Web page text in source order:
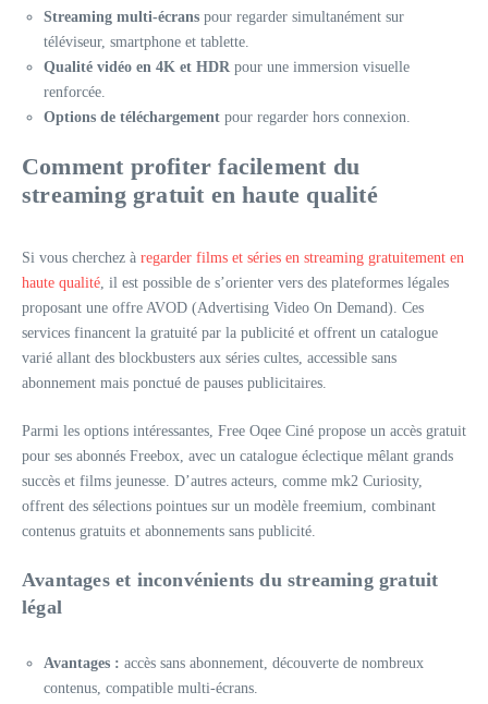
Streaming multi-écrans pour regarder simultanément sur
téléviseur, smartphone et tablette.
Qualité vidéo en 4K et HDR pour une immersion visuelle
renforcée.
Options de téléchargement pour regarder hors connexion.
Comment profiter facilement du
streaming gratuit en haute qualité
Si vous cherchez à regarder films et séries en streaming gratuitement en
haute qualité, il est possible de s’orienter vers des plateformes légales
proposant une offre AVOD (Advertising Video On Demand). Ces
services financent la gratuité par la publicité et offrent un catalogue
varié allant des blockbusters aux séries cultes, accessible sans
abonnement mais ponctué de pauses publicitaires.
Parmi les options intéressantes, Free Oqee Ciné propose un accès gratuit
pour ses abonnés Freebox, avec un catalogue éclectique mêlant grands
succès et films jeunesse. D’autres acteurs, comme mk2 Curiosity,
offrent des sélections pointues sur un modèle freemium, combinant
contenus gratuits et abonnements sans publicité.
Avantages et inconvénients du streaming gratuit
légal
Avantages : accès sans abonnement, découverte de nombreux
contenus, compatible multi-écrans.